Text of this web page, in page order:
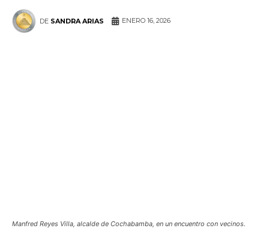
DE SANDRA ARIAS ENERO 16, 2026
Manfred Reyes Villa, alcalde de Cochabamba, en un encuentro con vecinos.